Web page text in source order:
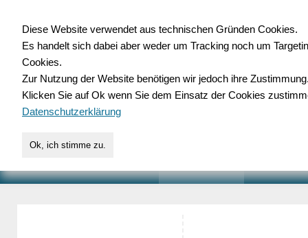
für Handwerk,
Diese Website verwendet aus technischen Gründen Cookies.
Es handelt sich dabei aber weder um Tracking noch um
Cookies.
Zur Nutzung der Website benötigen wir jedoch ihre
Klicken Sie auf Ok wenn Sie dem Einsatz der Cookies
Datenschutzerklärung
Ok, ich stimme zu.